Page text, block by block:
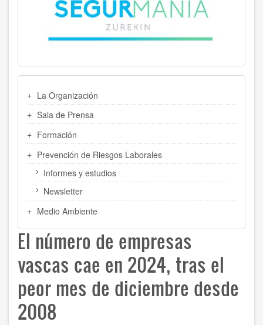
LATERAL
La Organización
Sala de Prensa
Formación
Prevención de Riesgos Laborales
Informes y estudios
Newsletter
Medio Ambiente
El número de empresas
vascas cae en 2024, tras el
peor mes de diciembre desde
2008